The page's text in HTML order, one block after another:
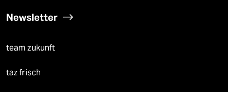
Newsletter
team zukunft
taz frisch